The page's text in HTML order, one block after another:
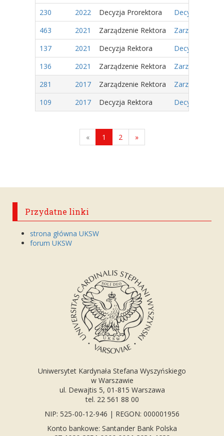
230
2022 Decyzja Prorektora
Decyzja Nr 13/
463
2021 Zarządzenie Rektora
Zarządzenie
137
2021 Decyzja Rektora
Decyzja Nr
136
2021 Zarządzenie Rektora
Zarządzenie
281
2017 Zarządzenie Rektora
Zarządzenie
109
2017 Decyzja Rektora Decyzja Nr 7/
« 1 2 »
Przydatne linki
strona główna UKSW
forum UKSW
Uniwersytet Kardynała Stefana Wyszyńskiego
w Warszawie
ul. Dewajtis 5, 01-815 Warszawa
tel. 22 561 88 00
NIP: 525-00-12-946 | REGON: 000001956
Konto bankowe: Santander Bank Polska